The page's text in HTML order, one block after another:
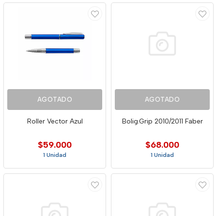
AGOTADO
Roller Vector Azul
$59.000
1 Unidad
AGOTADO
Bolig.Grip 2010/2011 Faber
$68.000
1 Unidad